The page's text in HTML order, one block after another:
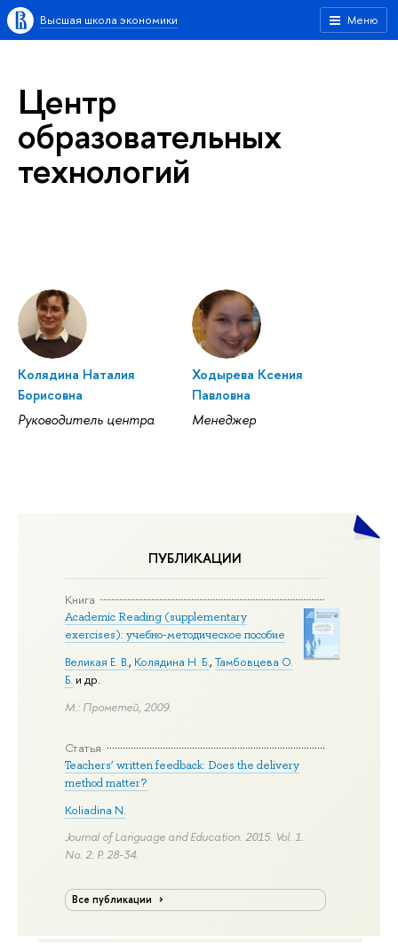
Меню
Высшая школа экономики
Центр
образовательных
технологий
ПУБЛИКАЦИИ
Книга
Academic Reading (supplementary
exercises): учебно-методическое пособие
Великая Е. В., Колядина Н. Б.,Тамбовцева О.
Б. и др.
М.: Прометей, 2009.
Статья
Teachers’ written feedback: Does the delivery
method matter?
Koliadina N.
Journal of Language and Education. 2015. Vol. 1.
No. 2. P. 28-34.
Все публикации
Колядина Наталия
Борисовна
Руководитель центра
Ходырева Ксения
Павловна
Менеджер